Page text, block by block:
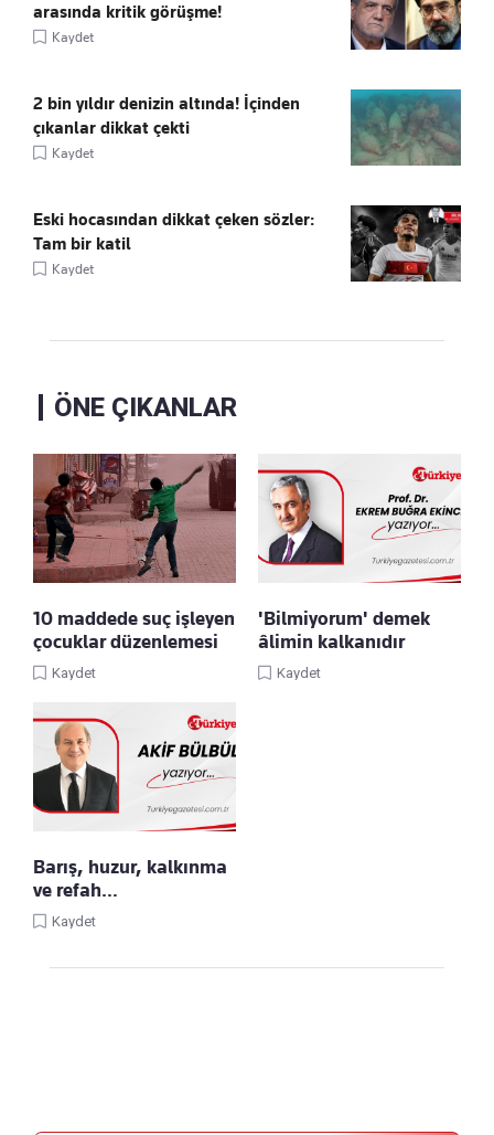
arasında kritik görüşme!
Kaydet
2 bin yıldır denizin altında! İçinden
çıkanlar dikkat çekti
Kaydet
Eski hocasından dikkat çeken sözler:
Tam bir katil
Kaydet
ÖNE ÇIKANLAR
10 maddede suç işleyen
çocuklar düzenlemesi
Kaydet
'Bilmiyorum' demek
âlimin kalkanıdır
Kaydet
Barış, huzur, kalkınma
ve refah…
Kaydet